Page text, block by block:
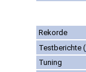
Rekorde
Testberichte (
Tuning